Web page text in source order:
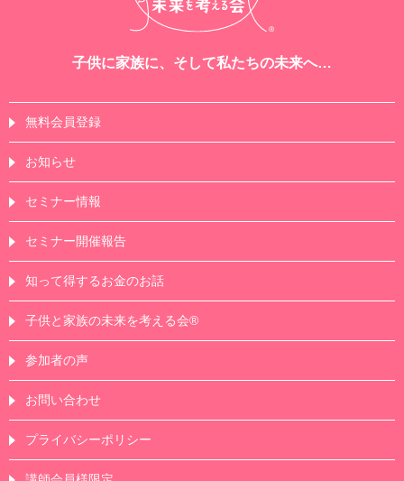
子供に家族に、そして私たちの未来へ…
無料会員登録
お知らせ
セミナー情報
セミナー開催報告
知って得するお金のお話
子供と家族の未来を考える会®
参加者の声
お問い合わせ
プライバシーポリシー